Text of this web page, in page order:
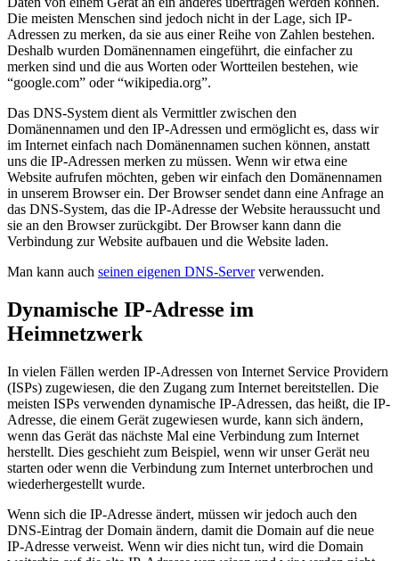
Die meisten Menschen sind jedoch nicht in der Lage, sich IP-
Adressen zu merken, da sie aus einer Reihe von Zahlen bestehen.
Deshalb wurden Domänennamen eingeführt, die einfacher zu
merken sind und die aus Worten oder Wortteilen bestehen, wie
“google.com” oder “wikipedia.org”.
Das DNS-System dient als Vermittler zwischen den
Domänennamen und den IP-Adressen und ermöglicht es, dass wir
im Internet einfach nach Domänennamen suchen können, anstatt
uns die IP-Adressen merken zu müssen. Wenn wir etwa eine
Website aufrufen möchten, geben wir einfach den Domänennamen
in unserem Browser ein. Der Browser sendet dann eine Anfrage an
das DNS-System, das die IP-Adresse der Website heraussucht und
sie an den Browser zurückgibt. Der Browser kann dann die
Verbindung zur Website aufbauen und die Website laden.
Man kann auch seinen eigenen DNS-Serververwenden.
Dynamische IP-Adresse im
Heimnetzwerk
In vielen Fällen werden IP-Adressen von Internet Service Providern
(ISPs) zugewiesen, die den Zugang zum Internet bereitstellen. Die
meisten ISPs verwenden dynamische IP-Adressen, das heißt, die IP-
Adresse, die einem Gerät zugewiesen wurde, kann sich ändern,
wenn das Gerät das nächste Mal eine Verbindung zum Internet
herstellt. Dies geschieht zum Beispiel, wenn wir unser Gerät neu
starten oder wenn die Verbindung zum Internet unterbrochen und
wiederhergestellt wurde.
Wenn sich die IP-Adresse ändert, müssen wir jedoch auch den
DNS-Eintrag der Domain ändern, damit die Domain auf die neue
IP-Adresse verweist. Wenn wir dies nicht tun, wird die Domain